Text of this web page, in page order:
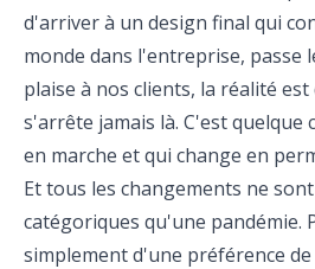
d'arriver à un design final qui
monde dans l'entreprise, passe
plaise à nos clients, la réalité
s'arrête jamais là. C'est quelque
en marche et qui change en
Et tous les changements ne
catégoriques qu'une pandémie.
simplement d'une préférence